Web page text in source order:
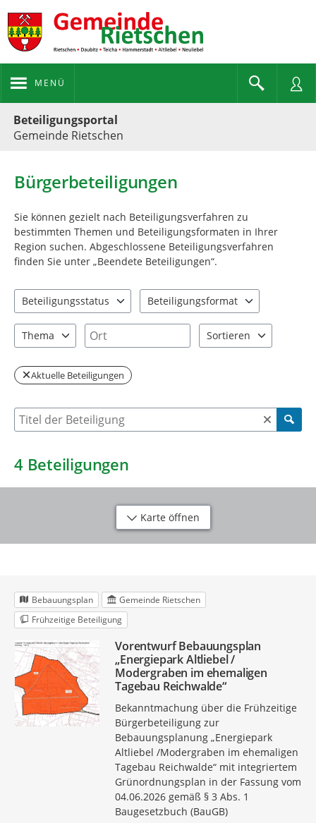
MENÜ
Beteiligungsportal
Gemeinde Rietschen
Bürgerbeteiligungen
Sie können gezielt nach Beteiligungsverfahren zu
bestimmten Themen und Beteiligungsformaten in Ihrer
Region suchen. Abgeschlossene Beteiligungsverfahren
finden Sie unter „Beendete Beteiligungen“.
Beteiligungsstatus
Beteiligungsformat
Thema
Ort
Sortieren
Aktuelle Beteiligungen
Suche nach Beteiligung
4 Beteiligungen
Karte öffnen
Bebauungsplan
Gemeinde Rietschen
Frühzeitige Beteiligung
Vorentwurf Bebauungsplan
„Energiepark Altliebel /
Modergraben im ehemaligen
Tagebau Reichwalde“
Bekanntmachung über die Frühzeitige
Bürgerbeteiligung zur
Bebauungsplanung „Energiepark
Altliebel /Modergraben im ehemaligen
Tagebau Reichwalde“ mit integriertem
Grünordnungsplan in der Fassung vom
04.06.2026 gemäß § 3 Abs. 1
Baugesetzbuch (BauGB)